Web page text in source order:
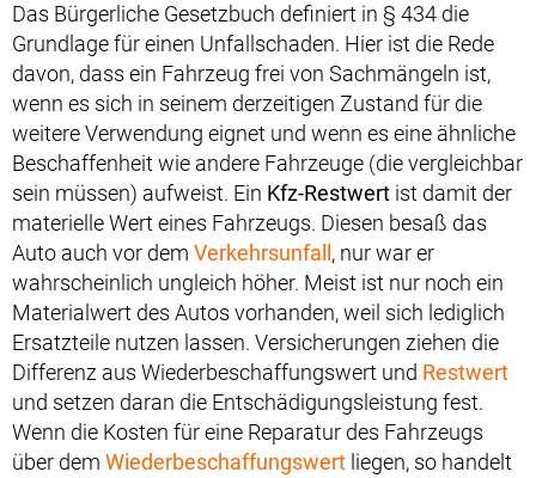
Das Bürgerliche Gesetzbuch definiert in § 434 die
Grundlage für einen Unfallschaden. Hier ist die Rede
davon, dass ein Fahrzeug frei von Sachmängeln ist,
wenn es sich in seinem derzeitigen Zustand für die
weitere Verwendung eignet und wenn es eine ähnliche
Beschaffenheit wie andere Fahrzeuge (die vergleichbar
sein müssen) aufweist. Ein Kfz-Restwert ist damit der
materielle Wert eines Fahrzeugs. Diesen besaß das
Auto auch vor dem Verkehrsunfall , nur war er
wahrscheinlich ungleich höher. Meist ist nur noch ein
Materialwert des Autos vorhanden, weil sich lediglich
Ersatzteile nutzen lassen. Versicherungen ziehen die
Differenz aus Wiederbeschaffungswert und Restwert
und setzen daran die Entschädigungsleistung fest.
Wenn die Kosten für eine Reparatur des Fahrzeugs
über dem Wiederbeschaffungswert liegen, so handelt